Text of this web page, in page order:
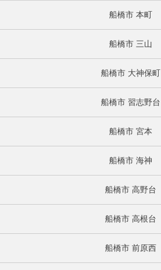
船橋市 本町
船橋市 三山
船橋市 大神保町
船橋市 習志野台
船橋市 宮本
船橋市 海神
船橋市 高野台
船橋市 高根台
船橋市 前原西